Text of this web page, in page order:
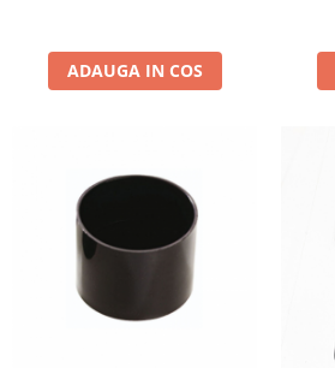
ADAUGA IN COS